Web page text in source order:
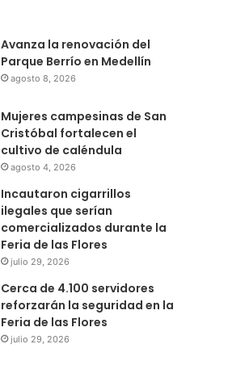
Avanza la renovación del
Parque Berrío en Medellín
agosto 8, 2026
Mujeres campesinas de San
Cristóbal fortalecen el
cultivo de caléndula
agosto 4, 2026
Incautaron cigarrillos
ilegales que serían
comercializados durante la
Feria de las Flores
julio 29, 2026
Cerca de 4.100 servidores
reforzarán la seguridad en la
Feria de las Flores
julio 29, 2026